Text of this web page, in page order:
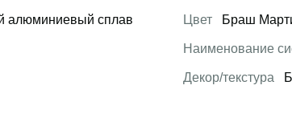
алюминиевый сплав Цвет Браш
Наименование
Декор/текстура